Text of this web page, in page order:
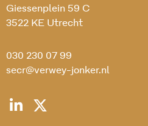
Giessenplein 59 C
3522 KE Utrecht
030 230 07 99
secr@verwey-jonker.nl